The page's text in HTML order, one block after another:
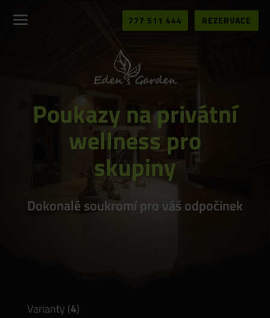
777 511 444 REZERVACE
Poukazy na privátní
wellness pro
skupiny
Dokonalé soukromí pro váš odpočinek
Varianty (4)